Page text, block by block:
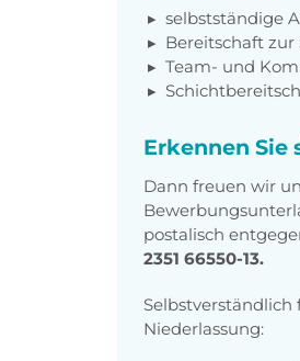
selbstständige
Bereitschaft
Team- und
Erkennen Sie
Dann freuen wir
postalisch
2351 66550-13.
Niederlassung: